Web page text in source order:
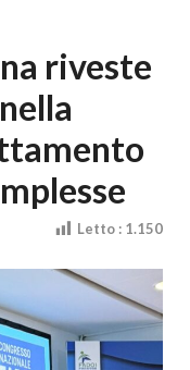
Moda e
Cultura
riveste
Letto : 1.150